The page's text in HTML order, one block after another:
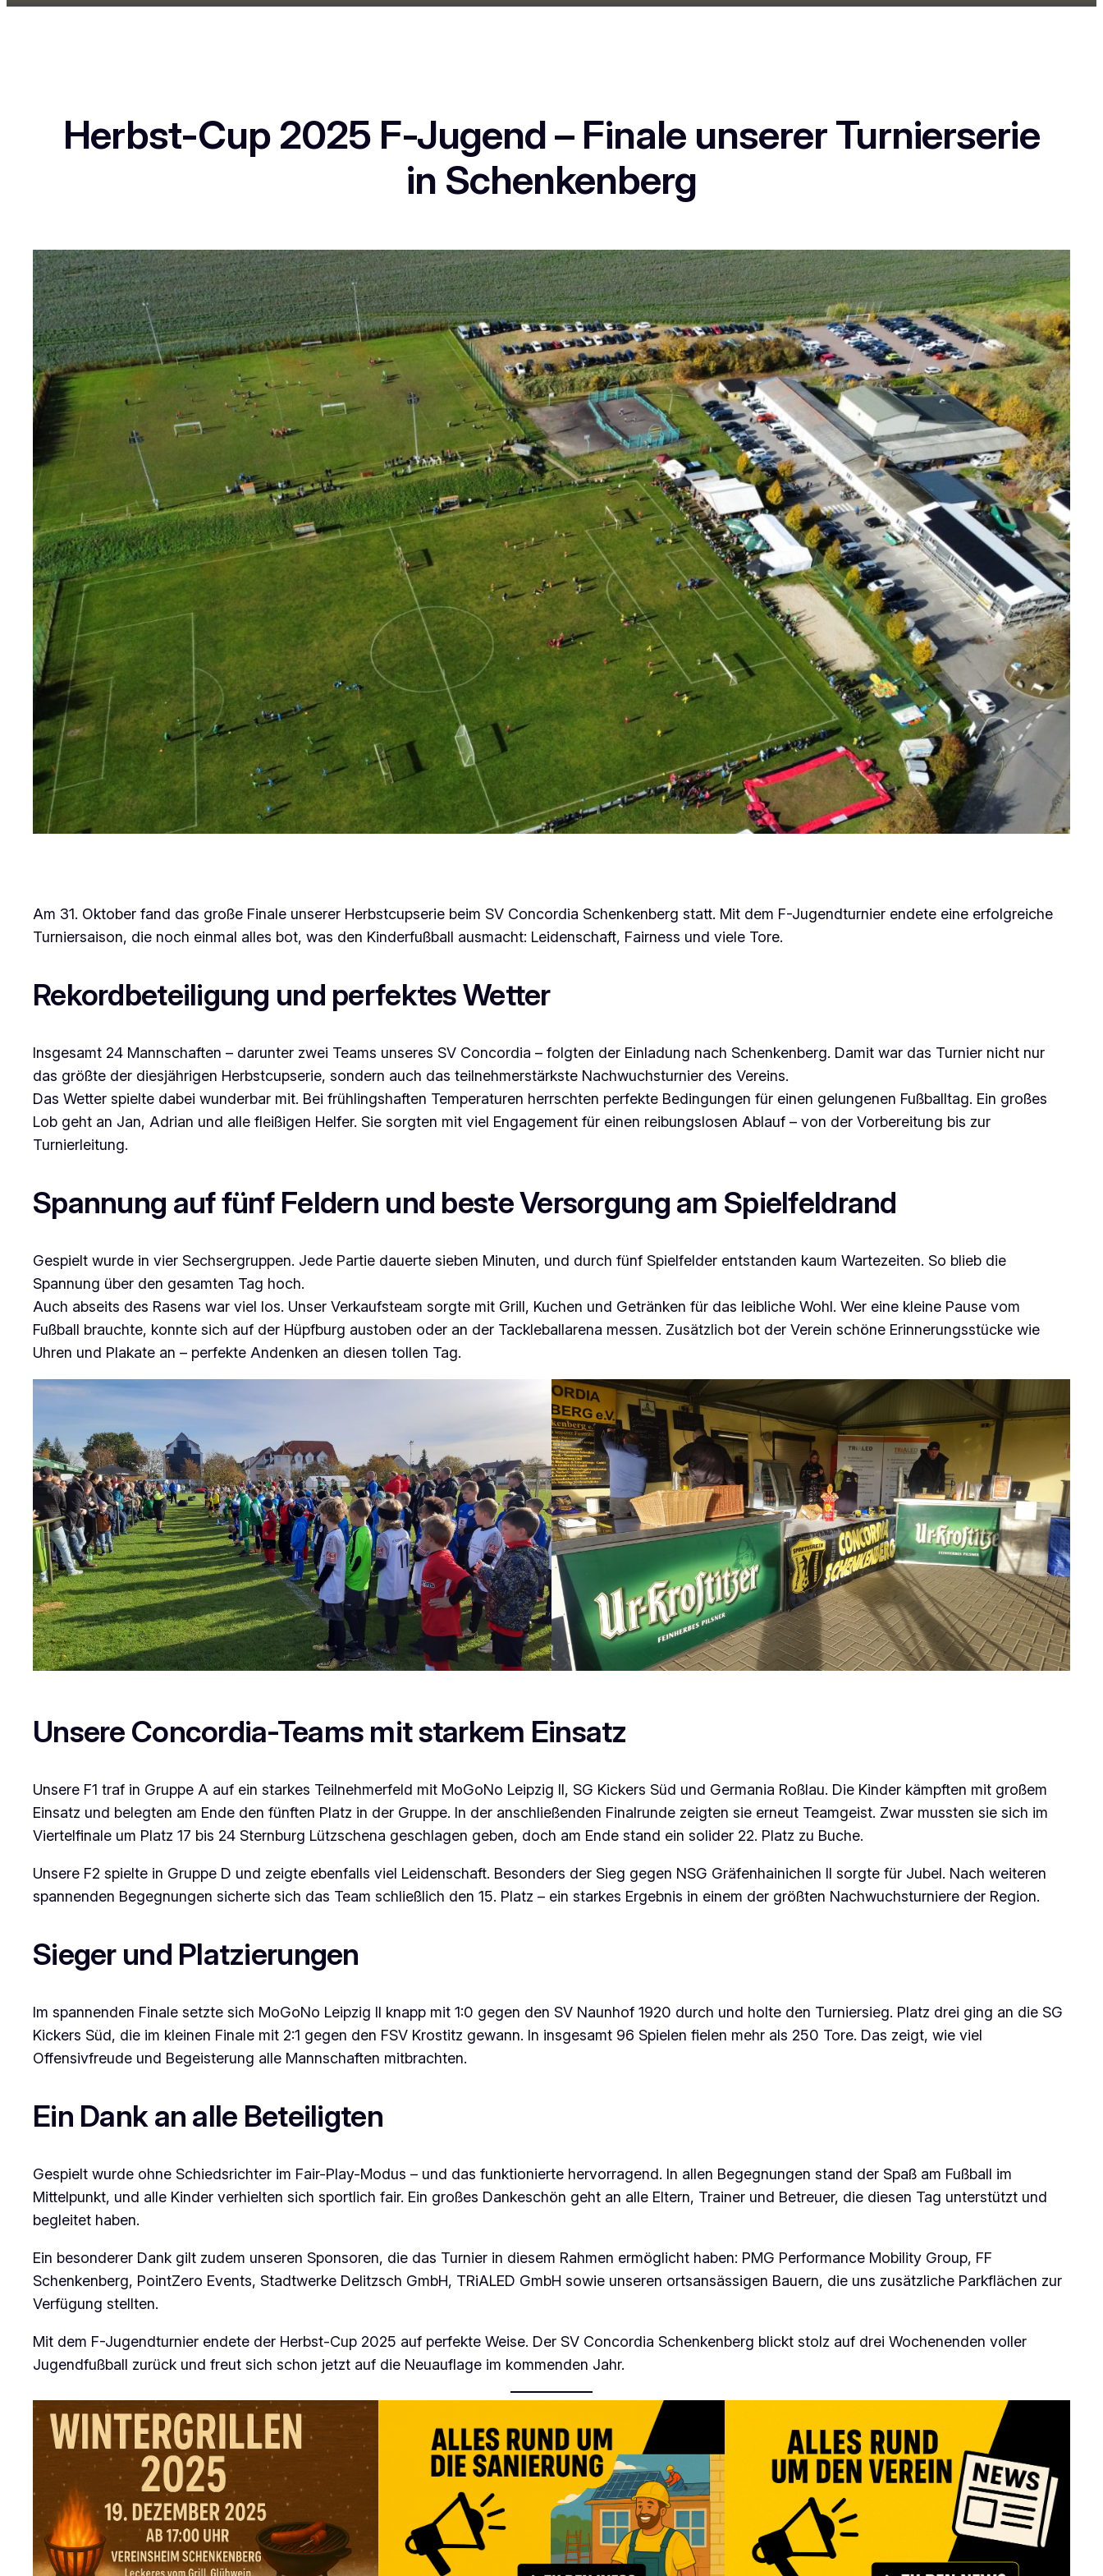
Herbst-Cup 2025 F-Jugend – Finale unserer Turnierserie
in Schenkenberg
Am 31. Oktober fand das große Finale unserer Herbstcupserie beim SV Concordia Schenkenberg statt. Mit dem F-Jugendturnier endete eine erfolgreiche
Turniersaison, die noch einmal alles bot, was den Kinderfußball ausmacht: Leidenschaft, Fairness und viele Tore.
Rekordbeteiligung und perfektes Wetter
Insgesamt 24 Mannschaften – darunter zwei Teams unseres SV Concordia – folgten der Einladung nach Schenkenberg. Damit war das Turnier nicht nur
das größte der diesjährigen Herbstcupserie, sondern auch das teilnehmerstärkste Nachwuchsturnier des Vereins.
Das Wetter spielte dabei wunderbar mit. Bei frühlingshaften Temperaturen herrschten perfekte Bedingungen für einen gelungenen Fußballtag. Ein großes
Lob geht an Jan, Adrian und alle fleißigen Helfer. Sie sorgten mit viel Engagement für einen reibungslosen Ablauf – von der Vorbereitung bis zur
Turnierleitung.
Spannung auf fünf Feldern und beste Versorgung am Spielfeldrand
Gespielt wurde in vier Sechsergruppen. Jede Partie dauerte sieben Minuten, und durch fünf Spielfelder entstanden kaum Wartezeiten. So blieb die
Spannung über den gesamten Tag hoch.
Auch abseits des Rasens war viel los. Unser Verkaufsteam sorgte mit Grill, Kuchen und Getränken für das leibliche Wohl. Wer eine kleine Pause vom
Fußball brauchte, konnte sich auf der Hüpfburg austoben oder an der Tackleballarena messen. Zusätzlich bot der Verein schöne Erinnerungsstücke wie
Uhren und Plakate an – perfekte Andenken an diesen tollen Tag.
Unsere Concordia-Teams mit starkem Einsatz
Unsere F1 traf in Gruppe A auf ein starkes Teilnehmerfeld mit MoGoNo Leipzig II, SG Kickers Süd und Germania Roßlau. Die Kinder kämpften mit großem
Einsatz und belegten am Ende den fünften Platz in der Gruppe. In der anschließenden Finalrunde zeigten sie erneut Teamgeist. Zwar mussten sie sich im
Viertelfinale um Platz 17 bis 24 Sternburg Lützschena geschlagen geben, doch am Ende stand ein solider 22. Platz zu Buche.
Unsere F2 spielte in Gruppe D und zeigte ebenfalls viel Leidenschaft. Besonders der Sieg gegen NSG Gräfenhainichen II sorgte für Jubel. Nach weiteren
spannenden Begegnungen sicherte sich das Team schließlich den 15. Platz – ein starkes Ergebnis in einem der größten Nachwuchsturniere der Region.
Sieger und Platzierungen
Im spannenden Finale setzte sich MoGoNo Leipzig II knapp mit 1:0 gegen den SV Naunhof 1920 durch und holte den Turniersieg. Platz drei ging an die SG
Kickers Süd, die im kleinen Finale mit 2:1 gegen den FSV Krostitz gewann. In insgesamt 96 Spielen fielen mehr als 250 Tore. Das zeigt, wie viel
Offensivfreude und Begeisterung alle Mannschaften mitbrachten.
Ein Dank an alle Beteiligten
Gespielt wurde ohne Schiedsrichter im Fair-Play-Modus – und das funktionierte hervorragend. In allen Begegnungen stand der Spaß am Fußball im
Mittelpunkt, und alle Kinder verhielten sich sportlich fair. Ein großes Dankeschön geht an alle Eltern, Trainer und Betreuer, die diesen Tag unterstützt und
begleitet haben.
Ein besonderer Dank gilt zudem unseren Sponsoren, die das Turnier in diesem Rahmen ermöglicht haben: PMG Performance Mobility Group, FF
Schenkenberg, PointZero Events, Stadtwerke Delitzsch GmbH, TRiALED GmbH sowie unseren ortsansässigen Bauern, die uns zusätzliche Parkflächen zur
Verfügung stellten.
Mit dem F-Jugendturnier endete der Herbst-Cup 2025 auf perfekte Weise. Der SV Concordia Schenkenberg blickt stolz auf drei Wochenenden voller
Jugendfußball zurück und freut sich schon jetzt auf die Neuauflage im kommenden Jahr.